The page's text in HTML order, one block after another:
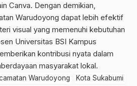
Canva. Dengan demikian,
Warudoyong dapat lebih efektif
visual yang memenuhi kebutuhan
Universitas BSI Kampus
kontribusi nyata dalam
masyarakat lokal.
Warudoyong
Kota Sukabumi